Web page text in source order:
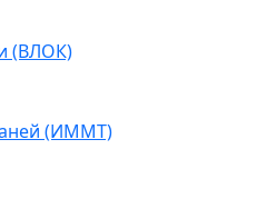
(ВЛОК)
(ИММТ)